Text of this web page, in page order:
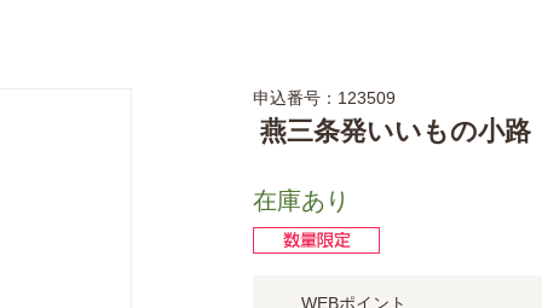
申込番号：123509
燕三条発いいもの小
在庫あり
WEBポイント